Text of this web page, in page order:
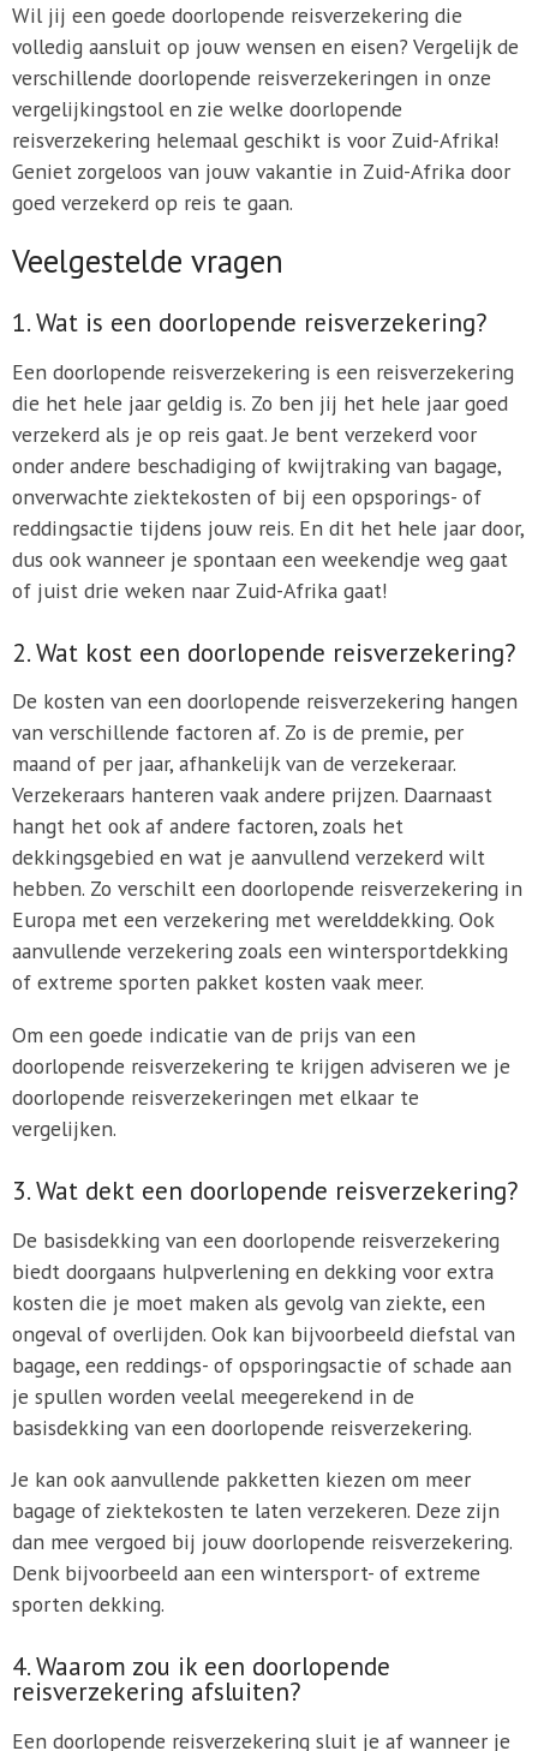
Wil jij een goede doorlopende reisverzekering die
volledig aansluit op jouw wensen en eisen? Vergelijk de
verschillende doorlopende reisverzekeringen in onze
vergelijkingstool en zie welke doorlopende
reisverzekering helemaal geschikt is voor Zuid-Afrika!
Geniet zorgeloos van jouw vakantie in Zuid-Afrika door
goed verzekerd op reis te gaan.
Veelgestelde vragen
1. Wat is een doorlopende reisverzekering?
Een doorlopende reisverzekering is een reisverzekering
die het hele jaar geldig is. Zo ben jij het hele jaar goed
verzekerd als je op reis gaat. Je bent verzekerd voor
onder andere beschadiging of kwijtraking van bagage,
onverwachte ziektekosten of bij een opsporings- of
reddingsactie tijdens jouw reis. En dit het hele jaar door,
dus ook wanneer je spontaan een weekendje weg gaat
of juist drie weken naar Zuid-Afrika gaat!
2. Wat kost een doorlopende reisverzekering?
De kosten van een doorlopende reisverzekering hangen
van verschillende factoren af. Zo is de premie, per
maand of per jaar, afhankelijk van de verzekeraar.
Verzekeraars hanteren vaak andere prijzen. Daarnaast
hangt het ook af andere factoren, zoals het
dekkingsgebied en wat je aanvullend verzekerd wilt
hebben. Zo verschilt een doorlopende reisverzekering in
Europa met een verzekering met werelddekking. Ook
aanvullende verzekering zoals een wintersportdekking
of extreme sporten pakket kosten vaak meer.
Om een goede indicatie van de prijs van een
doorlopende reisverzekering te krijgen adviseren we je
doorlopende reisverzekeringen met elkaar te
vergelijken.
3. Wat dekt een doorlopende reisverzekering?
De basisdekking van een doorlopende reisverzekering
biedt doorgaans hulpverlening en dekking voor extra
kosten die je moet maken als gevolg van ziekte, een
ongeval of overlijden. Ook kan bijvoorbeeld diefstal van
bagage, een reddings- of opsporingsactie of schade aan
je spullen worden veelal meegerekend in de
basisdekking van een doorlopende reisverzekering.
Je kan ook aanvullende pakketten kiezen om meer
bagage of ziektekosten te laten verzekeren. Deze zijn
dan mee vergoed bij jouw doorlopende reisverzekering.
Denk bijvoorbeeld aan een wintersport- of extreme
sporten dekking.
4. Waarom zou ik een doorlopende
reisverzekering afsluiten?
Een doorlopende reisverzekering sluit je af wanneer je